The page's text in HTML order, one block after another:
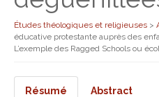
Études théologiques et religieuses >
éducative protestante auprès des
L’exemple des Ragged Schools ou
Résumé Abstract